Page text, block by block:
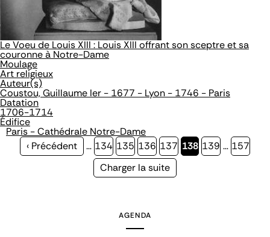
Le Voeu de Louis XIII : Louis XIII offrant son sceptre et sa
couronne à Notre-Dame
Moulage
Art religieux
Auteur(s)
Coustou, Guillaume Ier - 1677 - Lyon - 1746 - Paris
Datation
1706-1714
Édifice
Paris - Cathédrale Notre-Dame
Page
‹ Précédent … Page
134 Page
135 Page
136 Page
137 Page
138 Page
139 … Page
157
Page
Charger la suite
AGENDA